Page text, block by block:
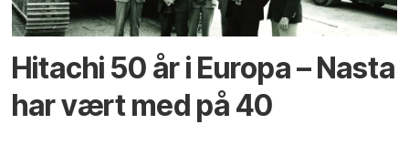
Hitachi 50 år i Europa – Nasta
har vært med på 40